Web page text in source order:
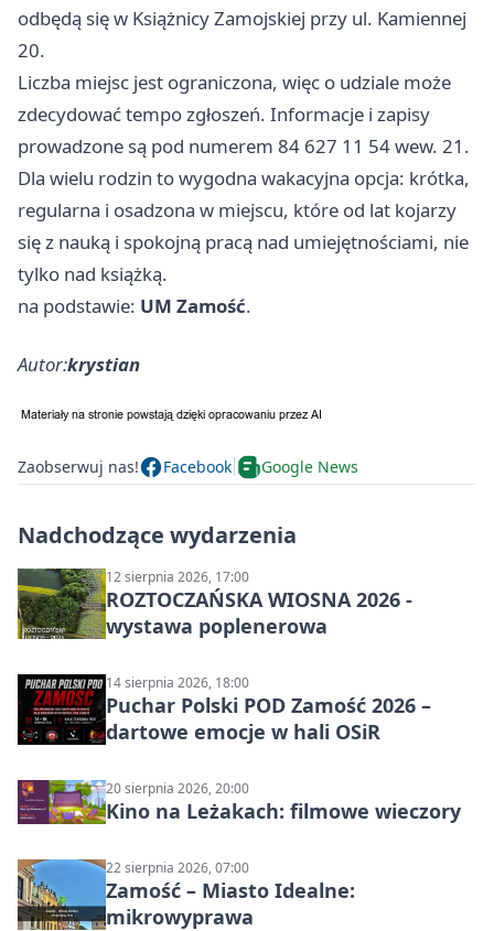
odbędą się w Książnicy Zamojskiej przy ul. Kamiennej
20.
Liczba miejsc jest ograniczona, więc o udziale może
zdecydować tempo zgłoszeń. Informacje i zapisy
prowadzone są pod numerem 84 627 11 54 wew. 21.
Dla wielu rodzin to wygodna wakacyjna opcja: krótka,
regularna i osadzona w miejscu, które od lat kojarzy
się z nauką i spokojną pracą nad umiejętnościami, nie
tylko nad książką.
na podstawie: UM Zamość.
Autor:krystian
Zaobserwuj nas! Facebook Google News
Nadchodzące wydarzenia
12 sierpnia 2026, 17:00
ROZTOCZAŃSKA WIOSNA 2026 -
wystawa poplenerowa
14 sierpnia 2026, 18:00
Puchar Polski POD Zamość 2026 –
dartowe emocje w hali OSiR
20 sierpnia 2026, 20:00
Kino na Leżakach: filmowe wieczory
22 sierpnia 2026, 07:00
Zamość – Miasto Idealne:
mikrowyprawa